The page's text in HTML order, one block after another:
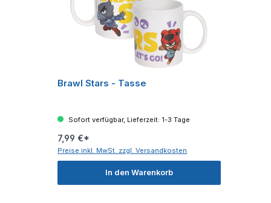
Brawl Stars - Tasse
Sofort verfügbar, Lieferzeit: 1-3 Tage
7,99 €*
Preise inkl. MwSt. zzgl. Versandkosten
In den Warenkorb